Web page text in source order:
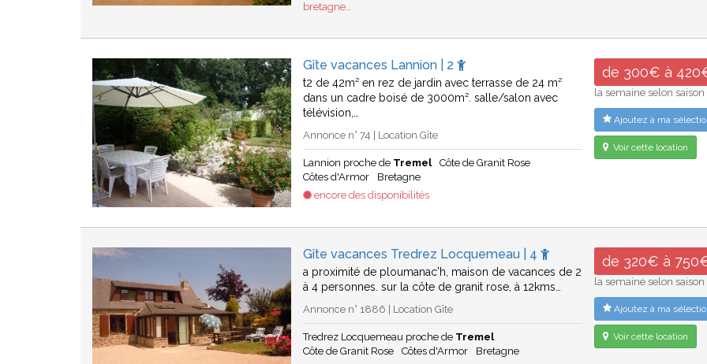
bretagne…
Gîte vacances Lannion | 2
t2 de 42m² en rez de jardin avec terrasse de 24 m²
dans un cadre boisé de 3000m². salle/salon avec
télévision,…
Annonce n° 74 | Location Gîte
Lannion proche de Tremel
Côte de Granit Rose
Côtes d'Armor
Bretagne
encore des disponibilités
de 300€ à
la semaine selon saison
Ajoutez à ma
Voir cette location
Gîte vacances Tredrez Locquemeau | 4
a proximité de ploumanac'h, maison de vacances de 2
à 4 personnes. sur la côte de granit rose, à 12kms…
Annonce n° 1886 | Location Gîte
Tredrez Locquemeau proche de Tremel
Côte de Granit Rose
Côtes d'Armor
Bretagne
de 320€ à
la semaine selon saison
Ajoutez à ma
Voir cette location